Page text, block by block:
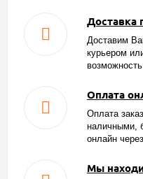
Доставка
Доставим
курьером
Оплата
Оплата
наличными,
онлайн
Мы